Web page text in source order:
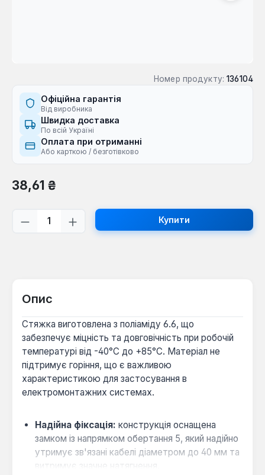
Номер продукту: 136104
Офіційна гарантія
Від виробника
Швидка доставка
По всій Україні
Оплата при отриманні
Або карткою / безготівково
Звичайна ціна:
38,61 ₴
Кількість товару: Введіть потрібну
Купити
Опис
Стяжка виготовлена з поліаміду 6.6, що
забезпечує міцність та довговічність при робочій
температурі від -40°C до +85°C. Матеріал не
підтримує горіння, що є важливою
характеристикою для застосування в
електромонтажних системах.
Надійна фіксація: конструкція оснащена
замком із напрямком обертання 5, який надійно
утримує зв'язані кабелі діаметром до 40 мм та
витримує значне натягнення.